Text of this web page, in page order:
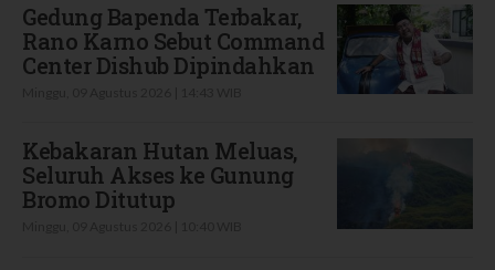
Gedung Bapenda Terbakar,
Rano Karno Sebut Command
Center Dishub Dipindahkan
Kebakaran Hutan Meluas,
Seluruh Akses ke Gunung
Bromo Ditutup